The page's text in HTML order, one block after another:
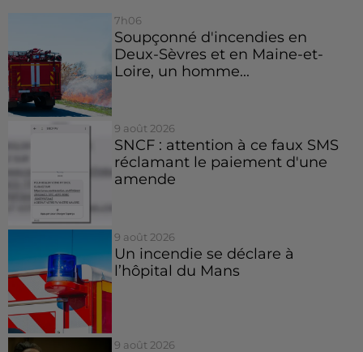
7h06
Soupçonné d'incendies en
Deux-Sèvres et en Maine-et-
Loire, un homme...
9 août 2026
SNCF : attention à ce faux SMS
réclamant le paiement d'une
amende
9 août 2026
Un incendie se déclare à
l’hôpital du Mans
9 août 2026